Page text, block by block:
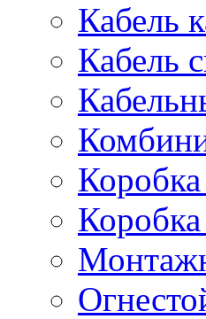
Кабель
Кабель